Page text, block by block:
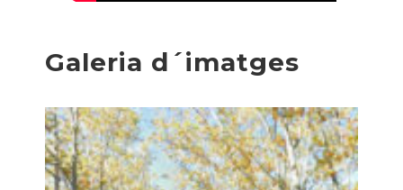
Galeria d´imatges